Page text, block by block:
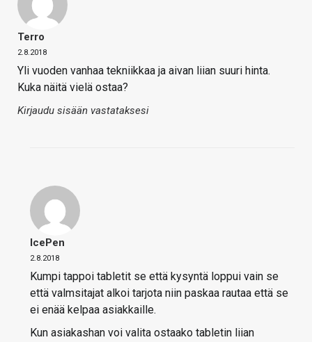
Terro
2.8.2018
Yli vuoden vanhaa tekniikkaa ja aivan liian suuri hinta.
Kuka näitä vielä ostaa?
Kirjaudu sisään vastataksesi
IcePen
2.8.2018
Kumpi tappoi tabletit se että kysyntä loppui vain se
että valmsitajat alkoi tarjota niin paskaa rautaa että se
ei enää kelpaa asiakkaille.
Kun asiakashan voi valita ostaako tabletin liian